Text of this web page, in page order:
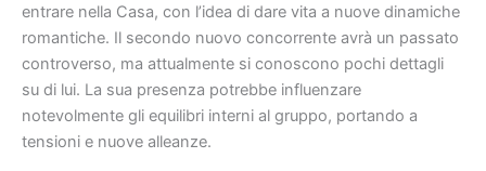
entrare nella Casa, con l’idea di dare vita a nuove dinamiche
romantiche. Il secondo nuovo concorrente avrà un passato
controverso, ma attualmente si conoscono pochi dettagli
su di lui. La sua presenza potrebbe influenzare
notevolmente gli equilibri interni al gruppo, portando a
tensioni e nuove alleanze.